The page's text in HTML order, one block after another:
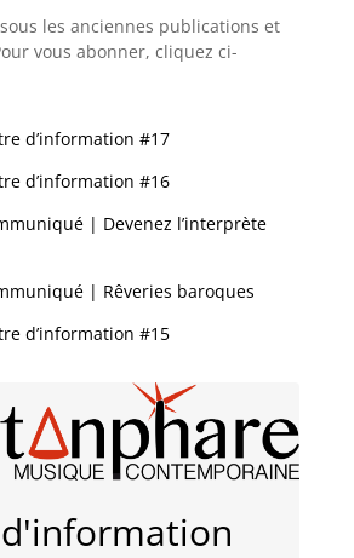
les anciennes publications et
vous abonner, cliquez ci-
d’information #17
d’information #16
| Devenez l’interprète
| Rêveries baroques
d’information #15